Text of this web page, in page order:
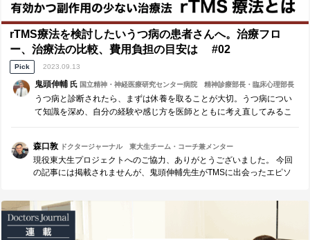
rTMS療法を検討したいうつ病の患者さんへ。治療フロ
ー、治療法の比較、費用負担の目安は #02
Pick 2023.09.13
鬼頭伸輔 氏 国立精神・神経医療研究センター病院 精神診療部長・臨床心理部長
（併任）
うつ病と診断されたら、まずは休養を取ることが大切。うつ病につい
て知識を深め、自分の経験や感じ方を医師とともに考え直してみるこ
者さんに向けて、うつ病の治療フロー、TMS療法と他の治療との比
較、費用負担の目安をお伝えします。
森口敦 ドクタージャーナル 東大生チーム・コーチ兼メンター
現役東大生プロジェクトへのご協力、ありがとうございました。 今回
の記事には掲載されませんが、鬼頭伸輔先生がTMSに出会ったエピソ
る。 画期的だからこそ、より丁寧に慎重に研究を重ねている鬼頭伸輔
先生。 引き続き、応援しております！！